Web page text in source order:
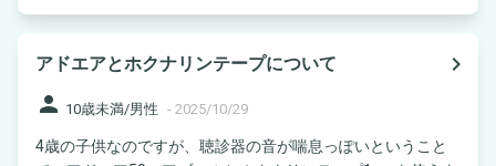
アドエアとホクナリンテープについて
navigate_next
person 10歳未満/男性 - 2025/10/29
4歳の子供なのですが、聴診器の音が喘息っぽいということ